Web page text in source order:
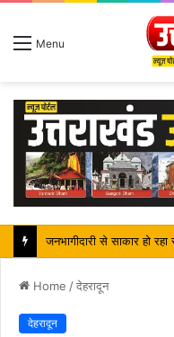
Menu
पर्यटन मंत्री ने किया ट्रैवल
Home /देहरादून
देहरादून